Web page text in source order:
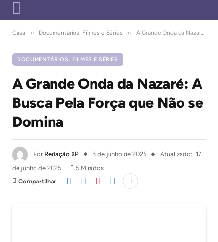
Casa » Documentários, Filmes e Séries » A Grande Onda da Nazaré: A Busca Pela Força que Não se Domina
DOCUMENTÁRIOS, FILMES E SÉRIES
A Grande Onda da Nazaré: A
Busca Pela Força que Não se
Domina
Por Redação XP 3 de junho de 2025 Atualizado: 17
de junho de 2025
5 Minutos
Compartilhar